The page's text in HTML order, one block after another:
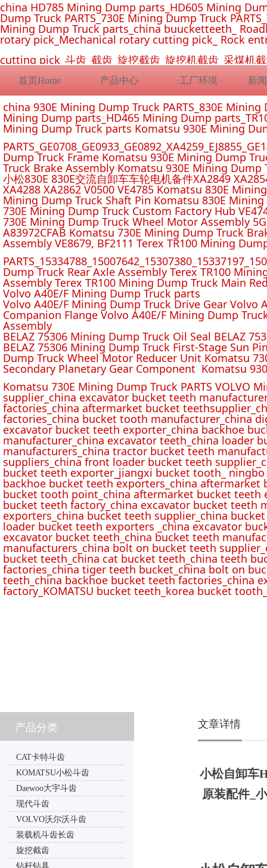
首页Home 产品中心 工厂环境 新
china HD785 Mining Dump parts_HD605 Mining
Dump Truck PARTS_730E Mining Dump Truck
Mining Dump Truck parts_china buucketteeth_
rotary pick_Mechanical rotary cutting pick_ Rock
cutting pick_斗齿_截齿_旋挖截齿_旋挖机截齿_采煤
china 930E Mining Dump Truck PARTS_830E
Mining Dump parts_HD465 Mining Dump
Mining Dump Truck parts Komatsu 930E Mining
Dump Truck Frame Komatsu 930E Mining Dump
Truck Brake Assembly Komatsu 930E Mining
小松830E 830E交流自卸车车轮电机备件XA2849
XA4288 XA2862 V0500 VE4785 Komatsu 830E
Mining Dump Truck Shaft Pin Komatsu 830E
730E Mining Dump Truck Custom Factory Hub
730E Mining Dump Truck Wheel Motor Assembly
A83972CFAB Komatsu 730E Mining Dump Truck
Assembly VE8679, BF2111 Terex TR100 Mining
Dump Truck Rear Axle Assembly Terex TR100
Assembly Terex TR100 Mining Dump Truck Main
Volvo A40E/F Mining Dump Truck parts
Volvo A40E/F Mining Dump Truck Drive Gear Volvo
Companion Flange Volvo A40E/F Mining Dump
Assembly
BELAZ 75306 Mining Dump Truck Oil Seal BELAZ
BELAZ 75306 Mining Dump Truck First-Stage Sun
Dump Truck Wheel Motor Reducer Unit Komatsu
Secondary Planetary Gear Component Komatsu
Komatsu 730E Mining Dump Truck PARTS VOLVO
supplier_china excavator bucket teeth
factories_china aftermarket bucket
factories_china bucket tooth manufacturer_china
excavator bucket teeth exporter_china backhoe
manufacturer_china excavator teeth_china loader
manufacturers_china tractor bucket teeth
suppliers_china front loader bucket teeth
bucket teeth exporter_jiangxi bucket tooth_
backhoe bucket teeth exporters_china
bucket tooth point_china aftermarket bucket teeth
bucket teeth factory_china excavator bucket teeth
exporters_china bucket teeth supplier_china
loader bucket teeth exporters _china excavator
excavator bucket teeth_china bucket teeth
manufacturers_china bolt on bucket teeth
bucket teeth_china cat bucket teeth_china teeth
factories_china tiger teeth bucket_china bolt on
teeth_china backhoe bucket teeth factories_china
factory_KOMATSU bucket teeth_korea bucket
小松自卸车
原装配件_
产品分类
CAT卡特斗齿
KOMATSU小松斗齿
Daewoo大宇斗齿
现代斗齿
VOLVO沃尔沃斗齿
装载机斗齿长齿
旋挖截齿
钻杆钻具
文章详情